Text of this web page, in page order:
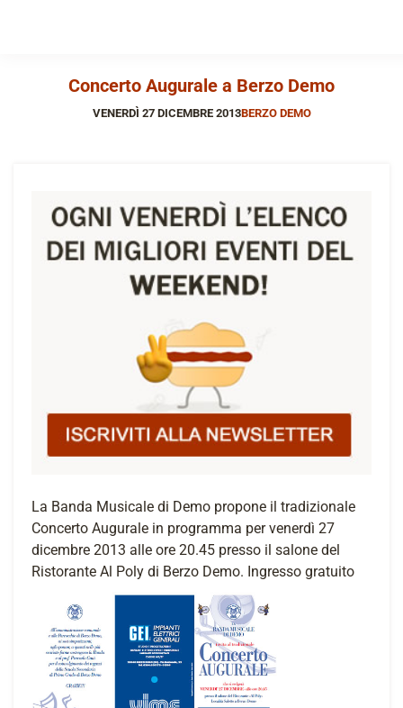
Concerto Augurale a Berzo Demo
VENERDÌ 27 DICEMBRE 2013BERZO DEMO
La Banda Musicale di Demo propone il tradizionale
Concerto Augurale in programma per venerdì 27
dicembre 2013 alle ore 20.45 presso il salone del
Ristorante Al Poly di Berzo Demo. Ingresso gratuito